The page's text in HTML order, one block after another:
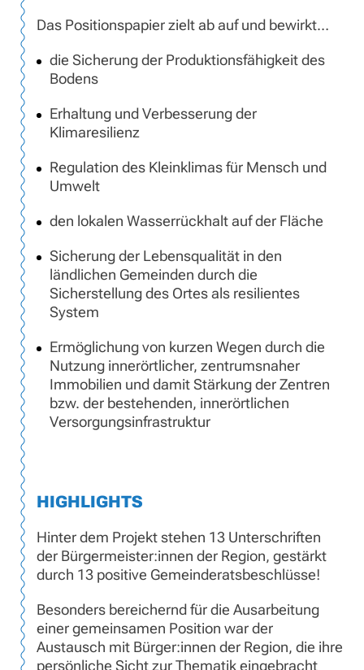
Das Positionspapier zielt ab auf und bewirkt…
die Sicherung der Produktionsfähigkeit des
Bodens
Erhaltung und Verbesserung der
Klimaresilienz
Regulation des Kleinklimas für Mensch und
Umwelt
den lokalen Wasserrückhalt auf der Fläche
Sicherung der Lebensqualität in den
ländlichen Gemeinden durch die
Sicherstellung des Ortes als resilientes
System
Ermöglichung von kurzen Wegen durch die
Nutzung innerörtlicher, zentrumsnaher
Immobilien und damit Stärkung der Zentren
bzw. der bestehenden, innerörtlichen
Versorgungsinfrastruktur
HIGHLIGHTS
Hinter dem Projekt stehen 13 Unterschriften
der Bürgermeister:innen der Region, gestärkt
durch 13 positive Gemeinderatsbeschlüsse!
Besonders bereichernd für die Ausarbeitung
einer gemeinsamen Position war der
Austausch mit Bürger:innen der Region, die ihre
persönliche Sicht zur Thematik eingebracht